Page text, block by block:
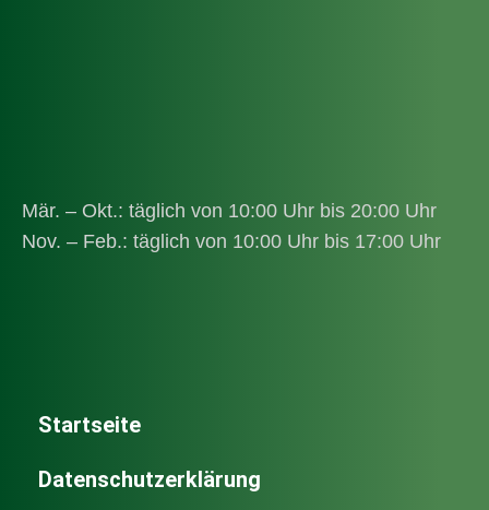
Mär. – Okt.: täglich von 10:00 Uhr bis 20:00 Uhr
Nov. – Feb.: täglich von 10:00 Uhr bis 17:00 Uhr
Startseite
Datenschutzerklärung